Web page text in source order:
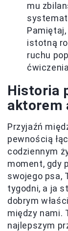
mu
istotną
ruchu
Historia
aktorem
Przyjaźń
pewnością
codziennym
moment, gdy
swojego psa,
tygodni, a ja
dobrym
między nami.
najlepszym